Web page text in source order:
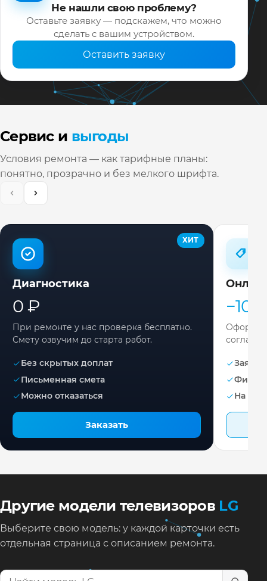
Не нашли свою проблему?
Оставьте заявку — подскажем, что можно
сделать с вашим устройством.
Оставить заявку
Сервис и выгоды
Условия ремонта — как тарифные планы:
понятно, прозрачно и без мелкого шрифта.
ХИТ
Диагностика
0 ₽
При ремонте у нас проверка бесплатно.
Смету озвучим до старта работ.
Без скрытых доплат
Письменная смета
Можно отказаться
Заказать
−10%
Заявка
На
Другие модели телевизоров LG
Выберите свою модель: у каждой карточки есть
отдельная страница с описанием ремонта.